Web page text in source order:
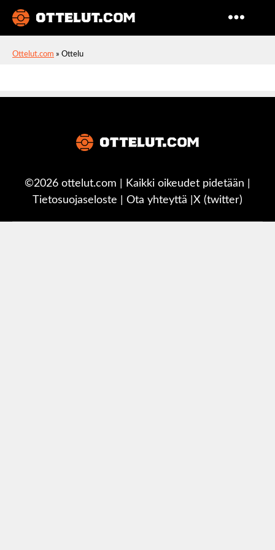
Ottelut.com » Ottelu
©2026 ottelut.com | Kaikki oikeudet pidetään |
Tietosuojaseloste
Ota yhteyttä X (twitter)